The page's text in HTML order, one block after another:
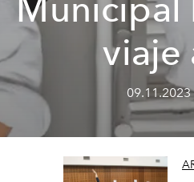
Municipal
viaje